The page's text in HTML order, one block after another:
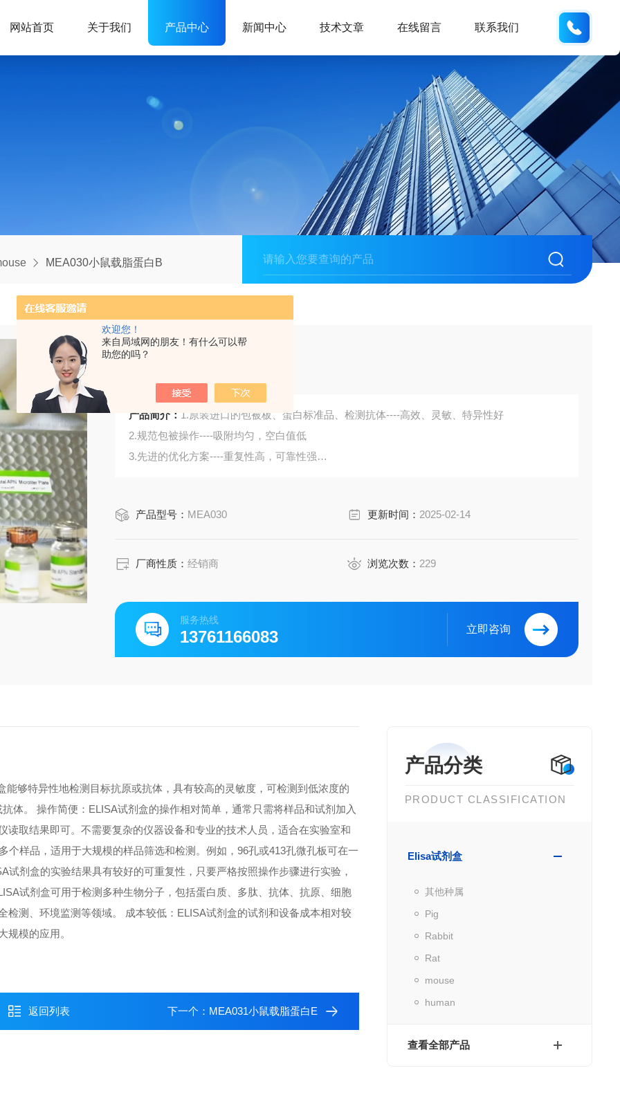
欢迎您！
来自局域网的朋友！有什么可以帮
助您的吗？
网站首页 关于我们 产品中心 新闻中心 技术文章 在线留言 联系我们
MEA030小鼠载脂蛋白B
产品简介： 1.原装进口的包被板、蛋白标准品、检测抗体----高效、灵敏、特异性好
2.规范包被操作----吸附均匀，空白值低
3.先进的优化方案----重复性高，可靠性强
6.检测指标齐全：炎症因子、血管生成素、动脉粥样硬化因子、趋化因子、生长因子、基质金属
36.购买Bogoo ELISA试剂盒可以免费代测。
产品型号： MEA030 更新时间： 2025-02-14
厂商性质：经销商 浏览次数： 229
服务热线
13761166083 立即咨询
产品分类
PRODUCT CLASSIFICATION
Elisa试剂盒
其他种属
Pig
Rabbit
Rat
mouse
human
查看全部产品
够特异性地检测目标抗原或抗体，具有较高的灵敏度，可检测到低浓度的
体。 操作简便：ELISA试剂盒的操作相对简单，通常只需将样品和试剂加入
取结果即可。不需要复杂的仪器设备和专业的技术人员，适合在实验室和
样品，适用于大规模的样品筛选和检测。例如，96孔或413孔微孔板可在一
剂盒的实验结果具有较好的可重复性，只要严格按照操作步骤进行实验，
试剂盒可用于检测多种生物分子，包括蛋白质、多肽、抗体、抗原、细胞
测、环境监测等领域。 成本较低：ELISA试剂盒的试剂和设备成本相对较
规模的应用。
返回列表 下一个： MEA031小鼠载脂蛋白E